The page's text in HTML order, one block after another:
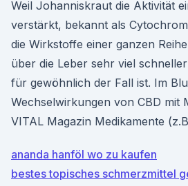
Weil Johanniskraut die Aktivität
verstärkt, bekannt als
die Wirkstoffe einer ganzen
über die Leber sehr viel
für gewöhnlich der Fall ist. Im
Wechselwirkungen von CBD mit
VITAL Magazin Medikamente
ananda hanföl wo zu kaufen
bestes topisches schmerzmittel